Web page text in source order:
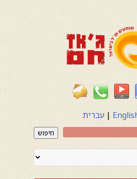
| עברית
חיפוש